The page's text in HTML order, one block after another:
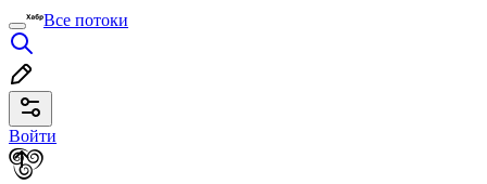
Все потоки
Войти